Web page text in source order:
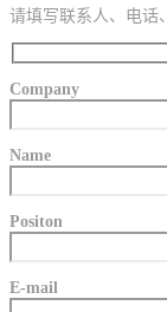
请填写联系人、电话
Company
Name
Positon
E-mail